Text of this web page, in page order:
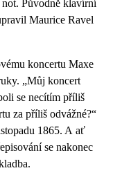
Původně klavírní
Maurice Ravel
koncertu Maxe
„Můj koncert
se necítím příliš
za příliš odvážné?“
1865. A ať
se nakonec